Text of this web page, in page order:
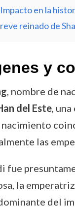
Impacto en la
reinado de
y
, nombre de
del Este,
nacimiento
las
fue
la
del